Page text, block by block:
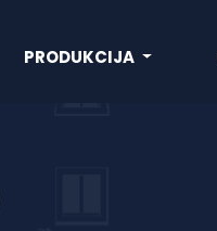
PRODUKCIJA